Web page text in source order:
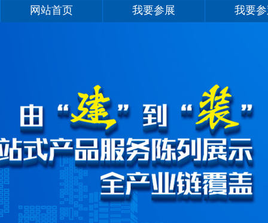
网站首页 我要参展 我要